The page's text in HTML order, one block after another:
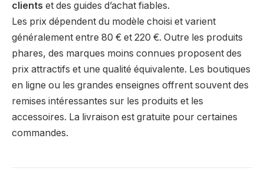
clients et des guides d’achat fiables.
Les prix dépendent du modèle choisi et varient
généralement entre 80 € et 220 €. Outre les produits
phares, des marques moins connues proposent des
prix attractifs et une qualité équivalente. Les boutiques
en ligne ou les grandes enseignes offrent souvent des
remises intéressantes sur les produits et les
accessoires. La livraison est gratuite pour certaines
commandes.